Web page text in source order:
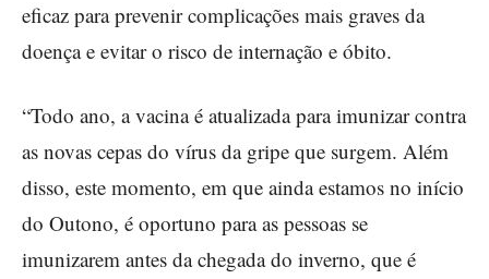
eficaz para prevenir complicações mais graves da
doença e evitar o risco de internação e óbito.
“Todo ano, a vacina é atualizada para imunizar contra
as novas cepas do vírus da gripe que surgem. Além
disso, este momento, em que ainda estamos no início
do Outono, é oportuno para as pessoas se
imunizarem antes da chegada do inverno, que é